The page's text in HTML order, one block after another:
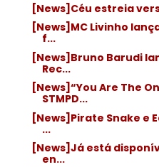
[News]Céu estreia
[News]MC Livinho
f...
[News]Bruno Barudi
Rec...
[News]“You Are The
STMPD...
[News]Pirate Snake e
...
[News]Já está
en...